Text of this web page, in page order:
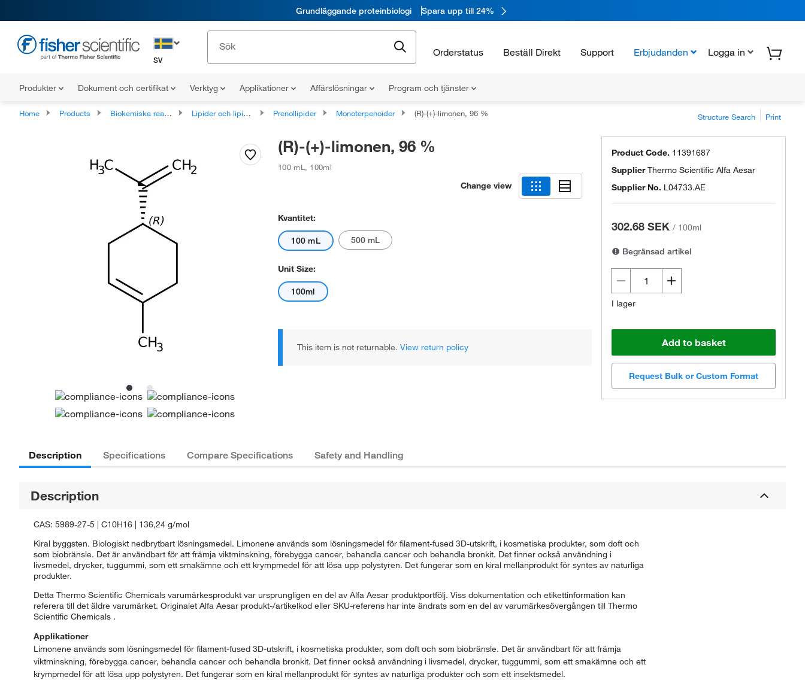
Grundläggande proteinbiologi Spara upp till 24%
SV
Orderstatus Beställ Direkt Support Erbjudanden Logga in
Produkter Dokument och certifikat Verktyg Applikationer Affärslösningar Program och tjänster
Home Products Biokemiska reagenser Lipider och lipidderivat Prenollipider Monoterpenoider (R)-(+)-limonen, 96 % Structure Search Print
(R)-(+)-limonen, 96 %
100 mL , 100ml
Change view
Kvantitet:
100 mL 500 mL
Unit Size:
100ml
This item is not returnable. View return policy
Product Code. 11391687
SupplierThermo Scientific Alfa Aesar
Supplier No. L04733.AE
302.68 SEK / 100ml
Begränsad artikel
I lager
Add to basket
Request Bulk or Custom Format
Description Specifications Compare Specifications Safety and Handling
Description
CAS: 5989-27-5 | C10H16 | 136,24 g/mol
Kiral byggsten. Biologiskt nedbrytbart lösningsmedel. Limonene används som lösningsmedel för filament-fused 3D-utskrift, i kosmetiska produkter, som doft och
som biobränsle. Det är användbart för att främja viktminskning, förebygga cancer, behandla cancer och behandla bronkit. Det finner också användning i
livsmedel, drycker, tuggummi, som ett smakämne och ett krympmedel för att lösa upp polystyren. Det fungerar som en kiral mellanprodukt för syntes av naturliga
produkter.
Detta Thermo Scientific Chemicals varumärkesprodukt var ursprungligen en del av Alfa Aesar produktportfölj. Viss dokumentation och etikettinformation kan
referera till det äldre varumärket. Originalet Alfa Aesar produkt-/artikelkod eller SKU-referens har inte ändrats som en del av varumärkesövergången till Thermo
Scientific Chemicals .
Applikationer
Limonene används som lösningsmedel för filament-fused 3D-utskrift, i kosmetiska produkter, som doft och som biobränsle. Det är användbart för att främja
viktminskning, förebygga cancer, behandla cancer och behandla bronkit. Det finner också användning i livsmedel, drycker, tuggummi, som ett smakämne och ett
krympmedel för att lösa upp polystyren. Det fungerar som en kiral mellanprodukt för syntes av naturliga produkter och som ett insektsmedel.